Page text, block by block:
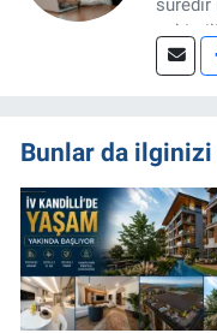
süredir
sahip,
Bunlar da